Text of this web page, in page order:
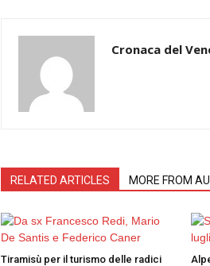
Cronaca del
RELATED ARTICLES MORE FROM
Tiramisù per il turismo delle radici